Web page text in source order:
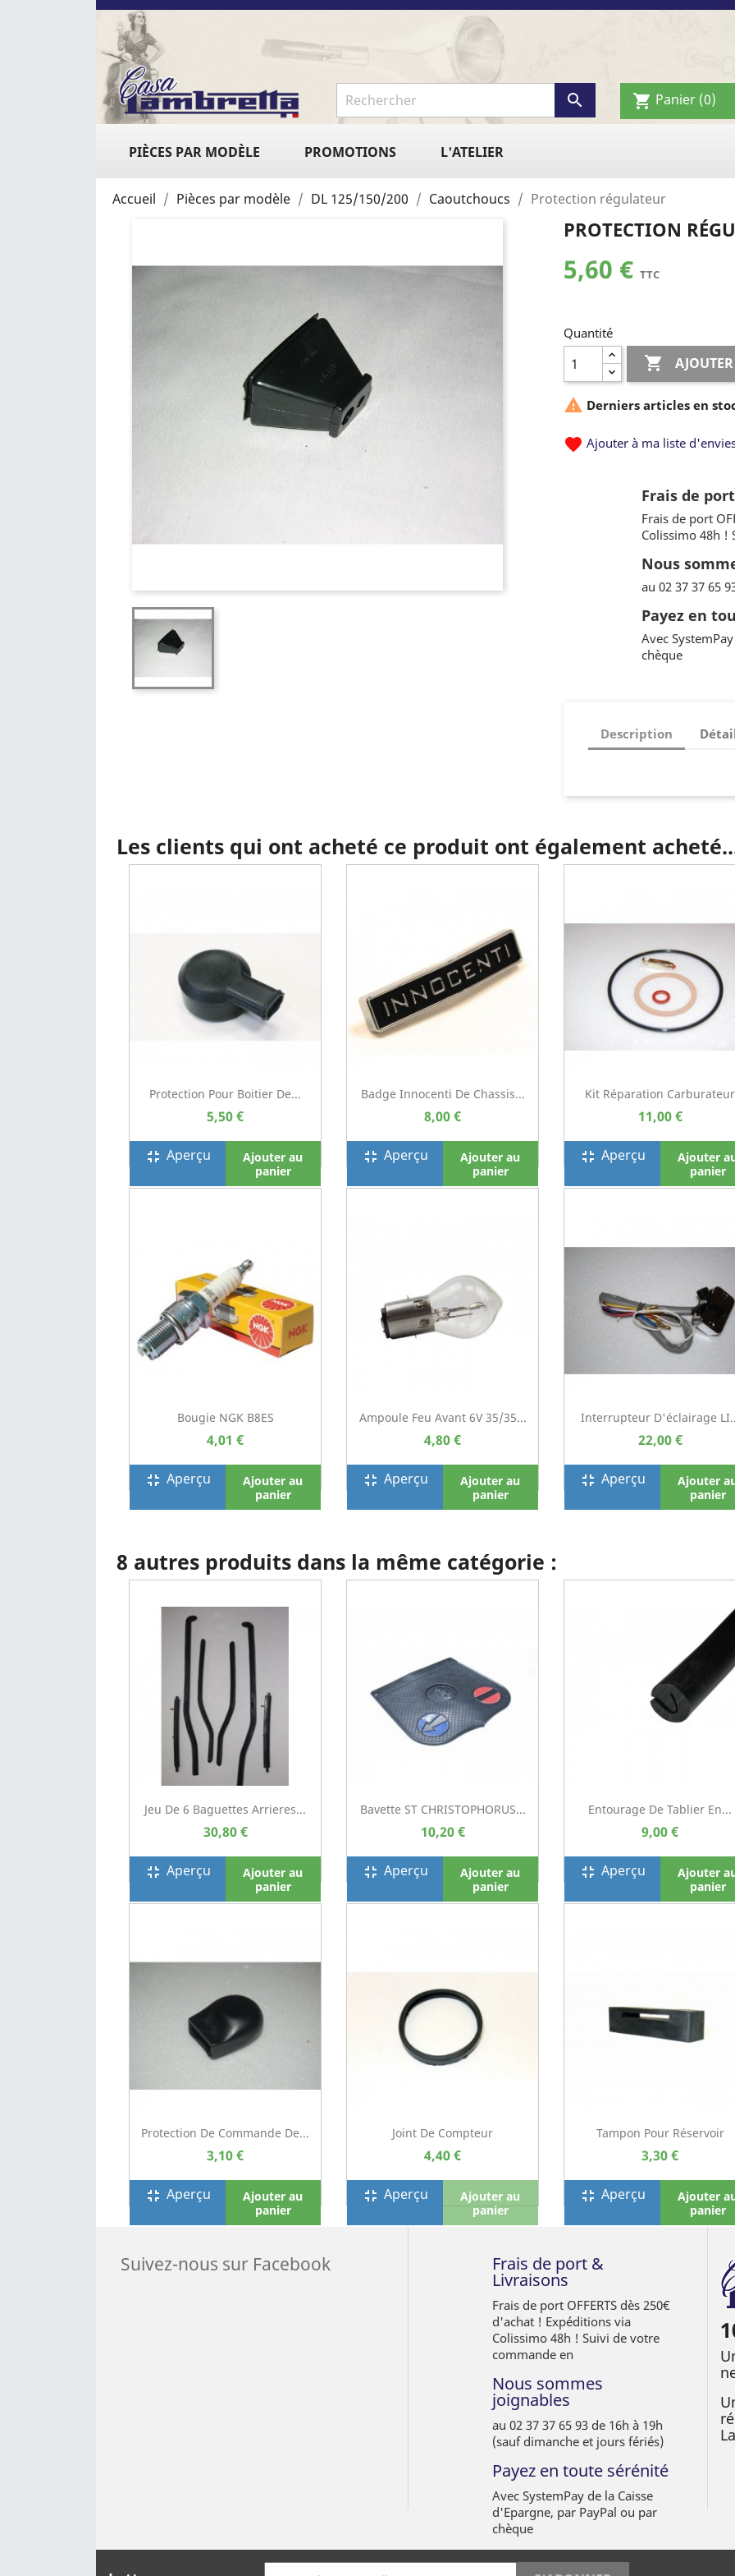
 shopping_cart Panier (0)
PIÈCES PAR MODÈLE PROMOTIONS L'ATELIER
Accueil Pièces par modèle DL 125/150/200 Caoutchoucs Protection régulateur
PROTECTION
5,60 € TTC
Quantité

 Derniers articles en
favorite Ajouter à ma liste
Frais de
Frais de port
Colissimo 48h !
Nous
au 02 37 37 65
Payez en
Avec
chèque
Description
Les clients qui ont acheté ce produit ont également
Protection Pour Boitier De...
5,50 €
fullscreen_exit Aperçu
Ajouter au
panier
Badge Innocenti De Chassis...
8,00 €
fullscreen_exit Aperçu
Ajouter au
panier
Kit Réparation Carburateur
11,00 €
fullscreen_exit Aperçu
Ajouter
panier
Bougie NGK B8ES
4,01 €
fullscreen_exit Aperçu
Ajouter au
panier
Ampoule Feu Avant 6V 35/35...
4,80 €
fullscreen_exit Aperçu
Ajouter au
panier
Interrupteur D'éclairage
22,00 €
fullscreen_exit Aperçu
Ajouter
panier
8 autres produits dans la même catégorie :
Jeu De 6 Baguettes Arrieres...
30,80 €
fullscreen_exit Aperçu
Ajouter au
panier
Bavette ST CHRISTOPHORUS...
10,20 €
fullscreen_exit Aperçu
Ajouter au
panier
Entourage De Tablier En...
9,00 €
fullscreen_exit Aperçu
Ajouter
panier
Protection De Commande De...
3,10 €
fullscreen_exit Aperçu
Ajouter au
panier
Joint De Compteur
4,40 €
fullscreen_exit Aperçu
Ajouter au
panier
Tampon Pour Réservoir
3,30 €
fullscreen_exit Aperçu
Ajouter
panier
Suivez-nous sur Facebook Frais de port &
Livraisons
Frais de port OFFERTS dès 250€
d'achat ! Expéditions via
Colissimo 48h ! Suivi de votre
commande en
Nous sommes
joignables
au 02 37 37 65 93 de 16h à 19h
(sauf dimanche et jours fériés)
Payez en toute sérénité
Avec SystemPay de la Caisse
d'Epargne, par PayPal ou par
chèque